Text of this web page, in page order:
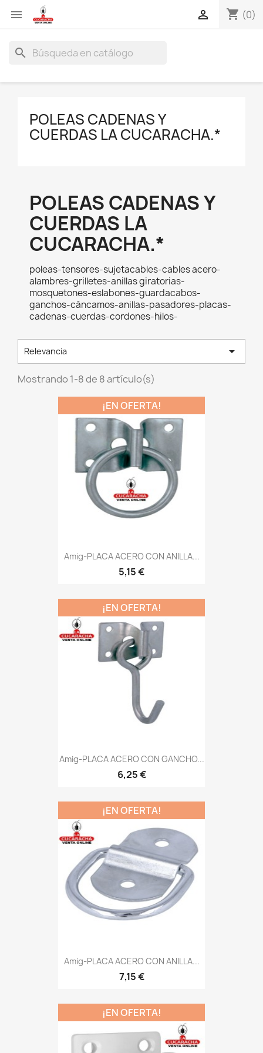
 shopping_cart (0)

search
POLEAS CADENAS Y
CUERDAS LA CUCARACHA.*
POLEAS CADENAS Y
CUERDAS LA
CUCARACHA.*
poleas-tensores-sujetacables-cables acero-
alambres-grilletes-anillas giratorias-
mosquetones-eslabones-guardacabos-
ganchos-cáncamos-anillas-pasadores-placas-
cadenas-cuerdas-cordones-hilos-
Relevancia 
Mostrando 1-8 de 8 artículo(s)
Amig-PLACA ACERO CON ANILLA...
5,15 €
¡EN OFERTA!
Amig-PLACA ACERO CON GANCHO...
6,25 €
¡EN OFERTA!
Amig-PLACA ACERO CON ANILLA...
7,15 €
¡EN OFERTA!
¡EN OFERTA!